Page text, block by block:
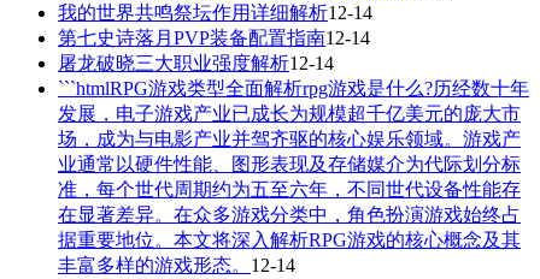
我的世界共鸣祭坛作用详细解析12-14
第七史诗落月PVP装备配置指南12-14
屠龙破晓三大职业强度解析12-14
```htmlRPG游戏类型全面解析rpg游戏是什么?历经数十年
发展，电子游戏产业已成长为规模超千亿美元的庞大市
场，成为与电影产业并驾齐驱的核心娱乐领域。游戏产
业通常以硬件性能、图形表现及存储媒介为代际划分标
准，每个世代周期约为五至六年，不同世代设备性能存
在显著差异。在众多游戏分类中，角色扮演游戏始终占
据重要地位。本文将深入解析RPG游戏的核心概念及其
丰富多样的游戏形态。 12-14